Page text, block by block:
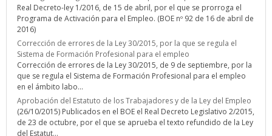
Real Decreto-ley 1/2016, de 15 de abril, por el que se prorroga el
Programa de Activación para el Empleo. (BOE nº 92 de 16 de abril de
2016)
Corrección de errores de la Ley 30/2015, por la que se regula el
Sistema de Formación Profesional para el empleo
Corrección de errores de la Ley 30/2015, de 9 de septiembre, por la
que se regula el Sistema de Formación Profesional para el empleo
en el ámbito labo...
Aprobación del Estatuto de los Trabajadores y de la Ley del Empleo
(26/10/2015) Publicados en el BOE el Real Decreto Legislativo 2/2015,
de 23 de octubre, por el que se aprueba el texto refundido de la Ley
del Estatut...